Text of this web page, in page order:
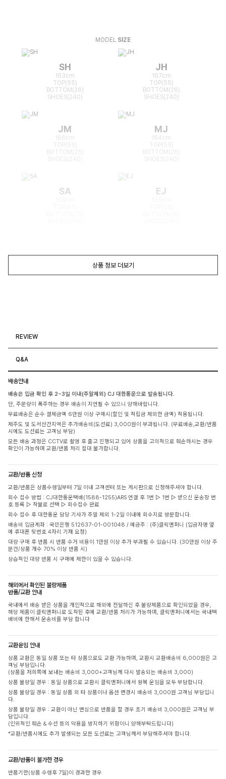
MODEL SIZE
SH
163cm
TOP(55)
BOTTOM(26)
SHOES(240)
JH
167cm
TOP(55)
BOTTOM(26)
SHOES(240)
JM
166cm
TOP(55)
BOTTOM(25)
MJ
164cm
TOP(55)
BOTTOM(26)
SA EJ
상품 정보 더보기
REVIEW
Q&A
배송안내
배송은 입금 확인 후 2~3일 이내(주말제외) CJ 대한통운으로 발송됩니다.
단, 주문량이 폭주하는 경우 배송이 지연될 수 있으니 양해바랍니다.
무료배송은 순수 결제금액 6만원 이상 구매시(할인 및 적립금 제외한 금액) 적용됩니다.
제주도 및 도서산간지역은 추가배송비(도선료) 3,000원이 부과됩니다. (무료배송,교환/반품
시에도 도선료는 고객님 부담)
모든 배송 과정은 CCTV로 촬영 후 출고 진행되고 있어 상품을 고의적으로 훼손하시는 경우
확인이 가능하며 교환/반품 처리 절대 불가합니다.
교환/반품 신청
교환/반품은 상품수령일부터 7일 이내 고객센터 또는 게시판으로 신청해주셔야 합니다.
회수 접수 방법 : CJ대한통운택배(1588-1255)ARS 연결 후 1번 ▷ 1번 ▷ 받으신 운송장 번
호 등록 ▷ 착불로 선택 ▷ 회수접수 완료
회수 접수 후 대한통운 담당 기사가 주말 제외 1-2일 이내에 회수지로 방문합니다.
배송비 입금계좌 : 국민은행 512637-01-001048 / 예금주 : (주)클릭앤퍼니 (입금자명 옆
에 휴대폰 뒷번호 4자리 기재 요청)
대량 구매 후 반품 시 반품 수거 비용이 1만원 이상 추가 부과될 수 있습니다. (30만원 이상 주
문건/상품 개수 70% 이상 반품 시)
상습적인 대량 반품 시 구매에 제한이 있을 수 있습니다.
해외에서 확인된 불량제품
반품/교환 안내
국내에서 배송 받은 상품을 개인적으로 해외에 전달하신 후 불량제품으로 확인되었을 경우,
해당 제품이 클릭앤퍼니로 도착된 후에 교환/반품 처리가 가능하며, 클릭앤퍼니에서는 국내택
배비에 한해서 운송비를 부담 합니다
교환운임 안내
상품 교환은 동일 상품 또는 타 상품으로도 교환 가능하며, 교환시 교환배송비 6,000원은 고
객님 부담입니다.
(상품을 저희쪽에 보내는 배송비 3,000+고객님께 다시 발송되는 배송비 3,000)
상품 불량일 경우 : 동일 상품으로 교환시 클릭앤퍼니에서 왕복 운임을 모두 부담합니다.
상품 불량일 경우 : 동일 상품 외 타 상품이나 옵션 변경시 배송비 3,000원 고객님 부담입니
다.
상품 불량일 경우 : 교환이 아닌 변심으로 반품을 할 경우 초기 배송비 3,000원은 고객님 부
담입니다.
(인위적인 훼손 & 수선 등의 악용을 방지하기 위함이니 양해부탁드립니다)
*교환/반품시에도 추가 발생되는 모든 도선료는 고객님께서 부담해주셔야 합니다.
교환/반품이 불가한 경우
반품기한(상품 수령후 7일)이 경과한 경우